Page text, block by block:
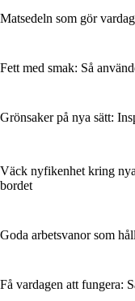
Matsedeln som gör
Fett med smak: Så
Grönsaker på nya sätt:
Väck nyfikenhet kring
bordet
Goda arbetsvanor som
Få vardagen att fungera: